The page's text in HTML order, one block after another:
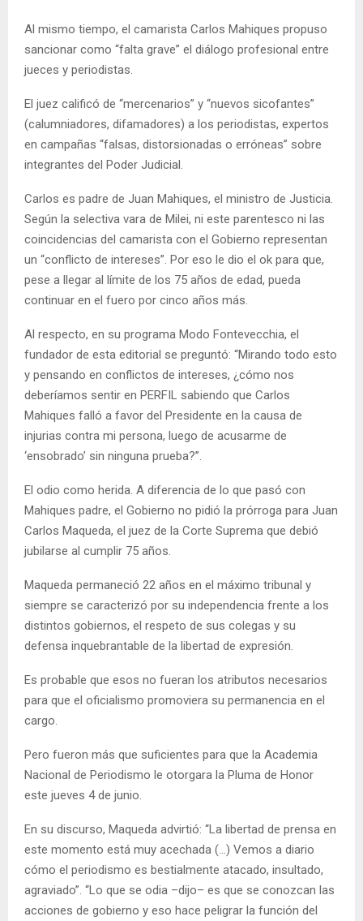
Al mismo tiempo, el camarista Carlos Mahiques propuso
sancionar como “falta grave” el diálogo profesional entre
jueces y periodistas.
El juez calificó de “mercenarios” y “nuevos sicofantes”
(calumniadores, difamadores) a los periodistas, expertos
en campañas “falsas, distorsionadas o erróneas” sobre
integrantes del Poder Judicial.
Carlos es padre de Juan Mahiques, el ministro de Justicia.
Según la selectiva vara de Milei, ni este parentesco ni las
coincidencias del camarista con el Gobierno representan
un “conflicto de intereses”. Por eso le dio el ok para que,
pese a llegar al límite de los 75 años de edad, pueda
continuar en el fuero por cinco años más.
Al respecto, en su programa Modo Fontevecchia, el
fundador de esta editorial se preguntó: “Mirando todo esto
y pensando en conflictos de intereses, ¿cómo nos
deberíamos sentir en PERFIL sabiendo que Carlos
Mahiques falló a favor del Presidente en la causa de
injurias contra mi persona, luego de acusarme de
‘ensobrado’ sin ninguna prueba?”.
El odio como herida. A diferencia de lo que pasó con
Mahiques padre, el Gobierno no pidió la prórroga para Juan
Carlos Maqueda, el juez de la Corte Suprema que debió
jubilarse al cumplir 75 años.
Maqueda permaneció 22 años en el máximo tribunal y
siempre se caracterizó por su independencia frente a los
distintos gobiernos, el respeto de sus colegas y su
defensa inquebrantable de la libertad de expresión.
Es probable que esos no fueran los atributos necesarios
para que el oficialismo promoviera su permanencia en el
cargo.
Pero fueron más que suficientes para que la Academia
Nacional de Periodismo le otorgara la Pluma de Honor
este jueves 4 de junio.
En su discurso, Maqueda advirtió: “La libertad de prensa en
este momento está muy acechada (…) Vemos a diario
cómo el periodismo es bestialmente atacado, insultado,
agraviado”. “Lo que se odia –dijo– es que se conozcan las
acciones de gobierno y eso hace peligrar la función del